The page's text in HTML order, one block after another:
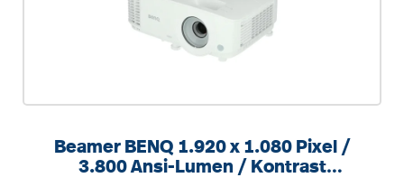
Beamer BENQ 1.920 x 1.080 Pixel /
3.800 Ansi-Lumen / Kontrast